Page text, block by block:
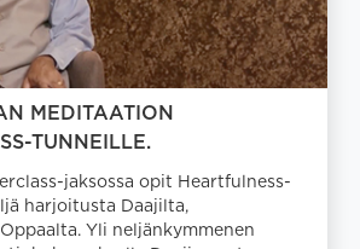
MEDITAATION
TUNNEILLE.
jaksossa opit Heartfulness-
harjoitusta Daajilta,
Yli neljänkymmenen